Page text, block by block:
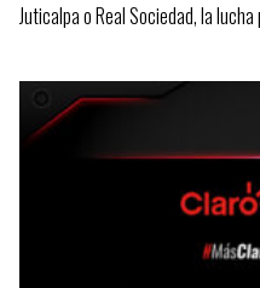
Juticalpa o Real Sociedad, la